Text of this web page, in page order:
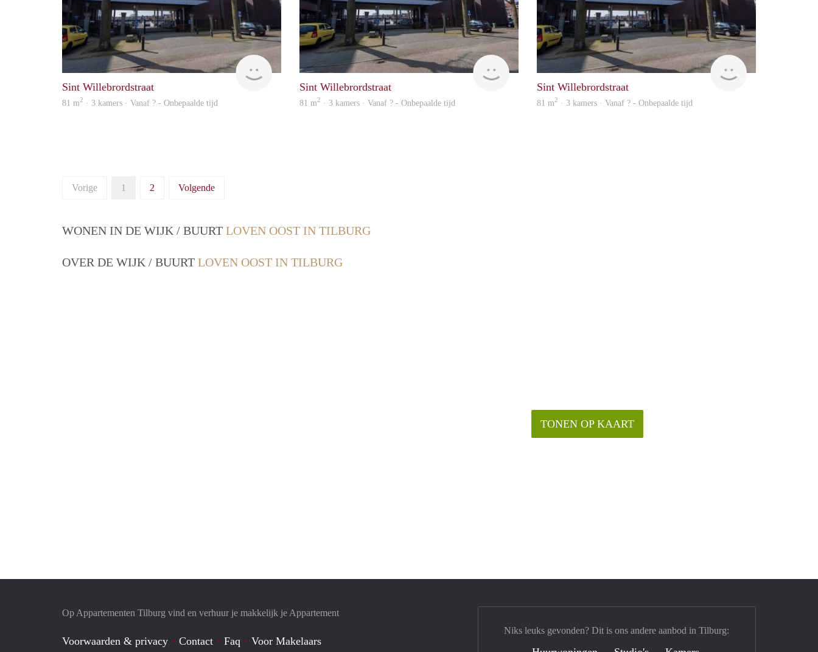
Sint Willebrordstraat
81 m2 · 3 kamers · Vanaf ? - Onbepaalde tijd
rent
Sint Willebrordstraat
81 m2 · 3 kamers · Vanaf ? - Onbepaalde tijd
Sint Willebrordstraat
81 m2 · 3 kamers · Vanaf ? - Onbepaalde tijd
Vorige 1 2 Volgende
WONEN IN DE WIJK / BUURT LOVEN OOST IN TILBURG
OVER DE WIJK / BUURT LOVEN OOST IN TILBURG
TONEN OP KAART
Op Appartementen Tilburg vind en verhuur je makkelijk je Appartement
Voorwaarden & privacy Contact Faq Voor Makelaars
Niks leuks gevonden? Dit is ons andere aanbod in Tilburg: